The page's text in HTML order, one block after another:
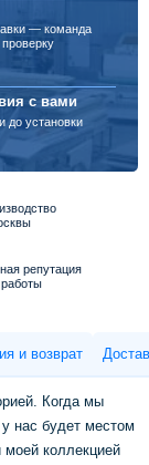
— команда
с вами
до установки
репутация
и возврат
Когда мы
нас будет местом
коллекцией